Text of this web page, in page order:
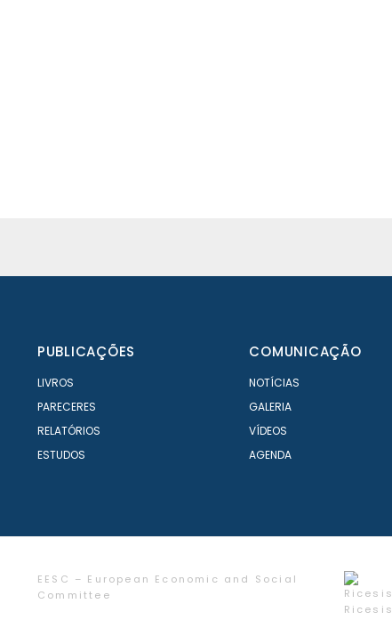
PUBLICAÇÕES
LIVROS
PARECERES
RELATÓRIOS
ESTUDOS
COMUNICAÇÃO
NOTÍCIAS
GALERIA
VÍDEOS
AGENDA
EESC – European Economic and Social
Committee
Ricesis